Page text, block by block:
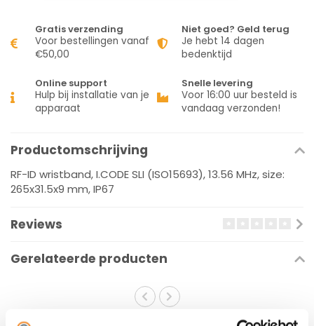
Gratis verzending
Voor bestellingen vanaf
€50,00
Niet goed? Geld terug
Je hebt 14 dagen
bedenktijd
Online support
Hulp bij installatie van je
apparaat
Snelle levering
Voor 16:00 uur besteld is
vandaag verzonden!
Productomschrijving
RF-ID wristband, I.CODE SLI (ISO15693), 13.56 MHz, size:
265x31.5x9 mm, IP67
Reviews
Gerelateerde producten